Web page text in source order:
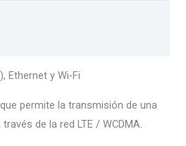
Ethernet y Wi-Fi
permite la transmisión de una
de la red LTE / WCDMA.